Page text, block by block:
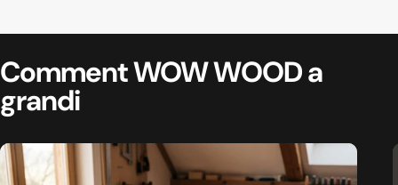
Comment WOW WOODa
grandi